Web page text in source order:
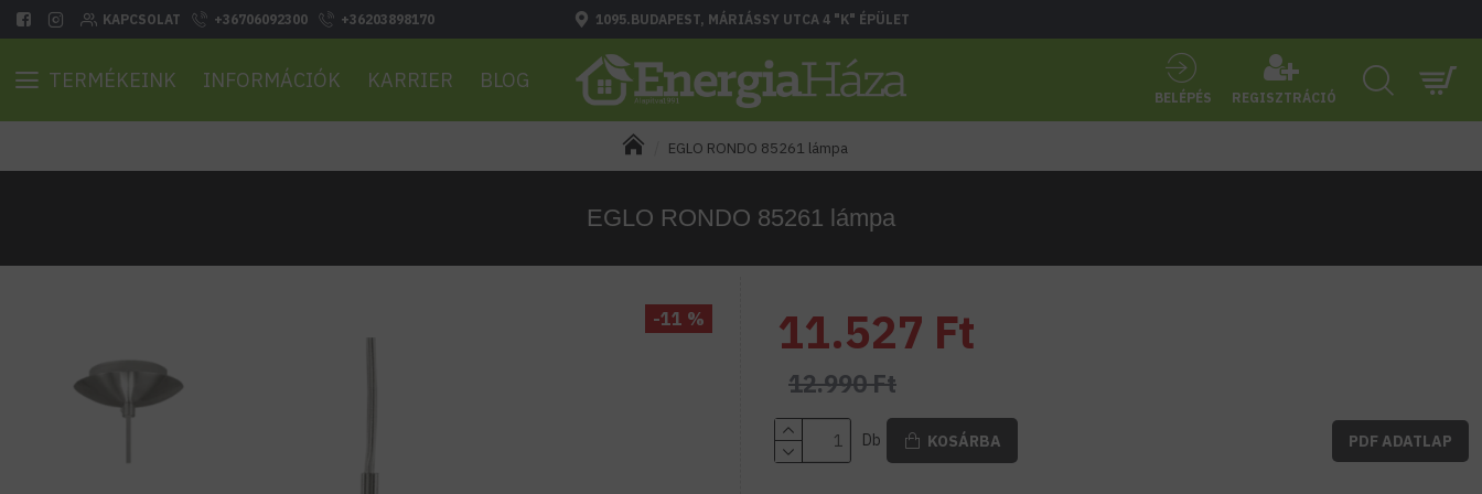
KAPCSOLAT +36706092300 +36203898170 1095.BUDAPEST, MÁRIÁSSY UTCA 4 "K" ÉPÜLET
TERMÉKEINK INFORMÁCIÓK KARRIER BLOG
BELÉPÉS REGISZTRÁCIÓ
EGLO RONDO 85261 lámpa
EGLO RONDO 85261 lámpa
-11 % 11.527 Ft
12.990 Ft
Db KOSÁRBA PDF ADATLAP